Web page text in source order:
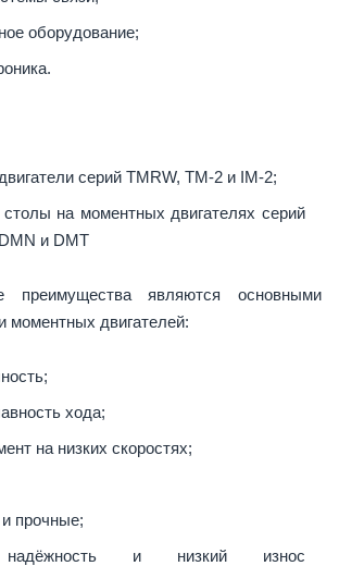
оборудование;
серий TMRW, TM-2 и IM-2;
столы на моментных двигателях серий
и DMT
преимущества являются основными
моментных двигателей:
хода;
на низких скоростях;
прочные;
надёжность и низкий износ